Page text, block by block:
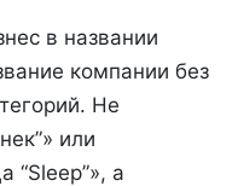
в названии
компании без
Не
или
“Sleep”», а